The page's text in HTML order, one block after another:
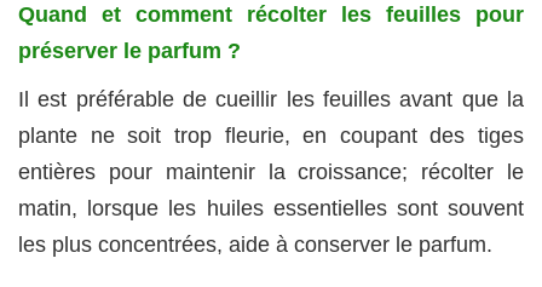
Quand et comment récolter les feuilles pour
préserver le parfum ?
Il est préférable de cueillir les feuilles avant que la
plante ne soit trop fleurie, en coupant des tiges
entières pour maintenir la croissance; récolter le
matin, lorsque les huiles essentielles sont souvent
les plus concentrées, aide à conserver le parfum.